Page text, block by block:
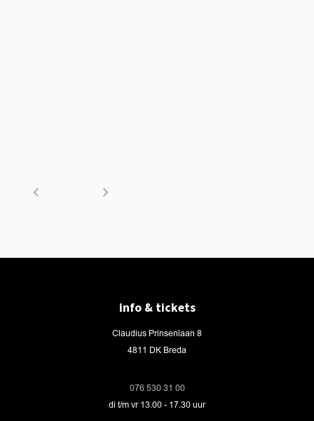
info & tickets
Claudius Prinsenlaan 8
4811 DK Breda
076 530 31 00
di t/m vr 13.00 - 17.30 uur